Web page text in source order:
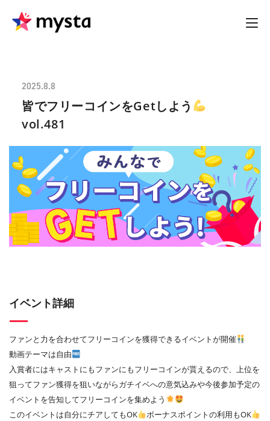
2025.8.8
皆でフリーコインをGetしよう
vol.481
イベント詳細
ファンと力を合わせてフリーコインを獲得できるイベントが開催
動画テーマは自由
入賞者にはキャストにもファンにもフリーコインが貰えるので、上位を
狙ってファン獲得を狙いながらガチイベへの意気込みや今後参加予定の
イベントを告知してフリーコインを集めよう
このイベントは自分にチアしてもOK
ボーナスポイントの利用もOK